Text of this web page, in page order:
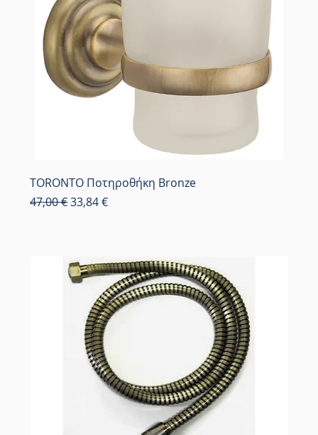
TORONTO Ποτηροθήκη Bronze
Κανονική τιμή
47,00 €Τιμή Έκπτωσης
33,84 €